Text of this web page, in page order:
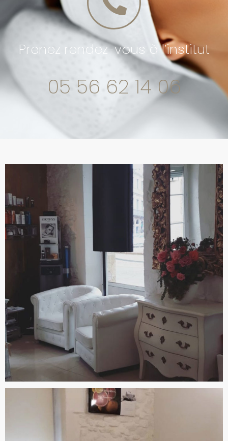
Prenez rendez-vous à l’institut
05 56 62 14 06